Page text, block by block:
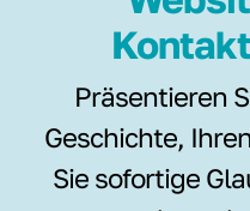
Präsentieren
Geschichte,
Sie sofortige